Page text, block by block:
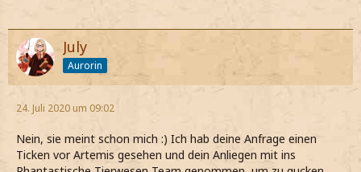
July
Aurorin
24. Juli 2020 um 09:02
Nein, sie meint schon mich :) Ich hab deine Anfrage einen
Ticken vor Artemis gesehen und dein Anliegen mit ins